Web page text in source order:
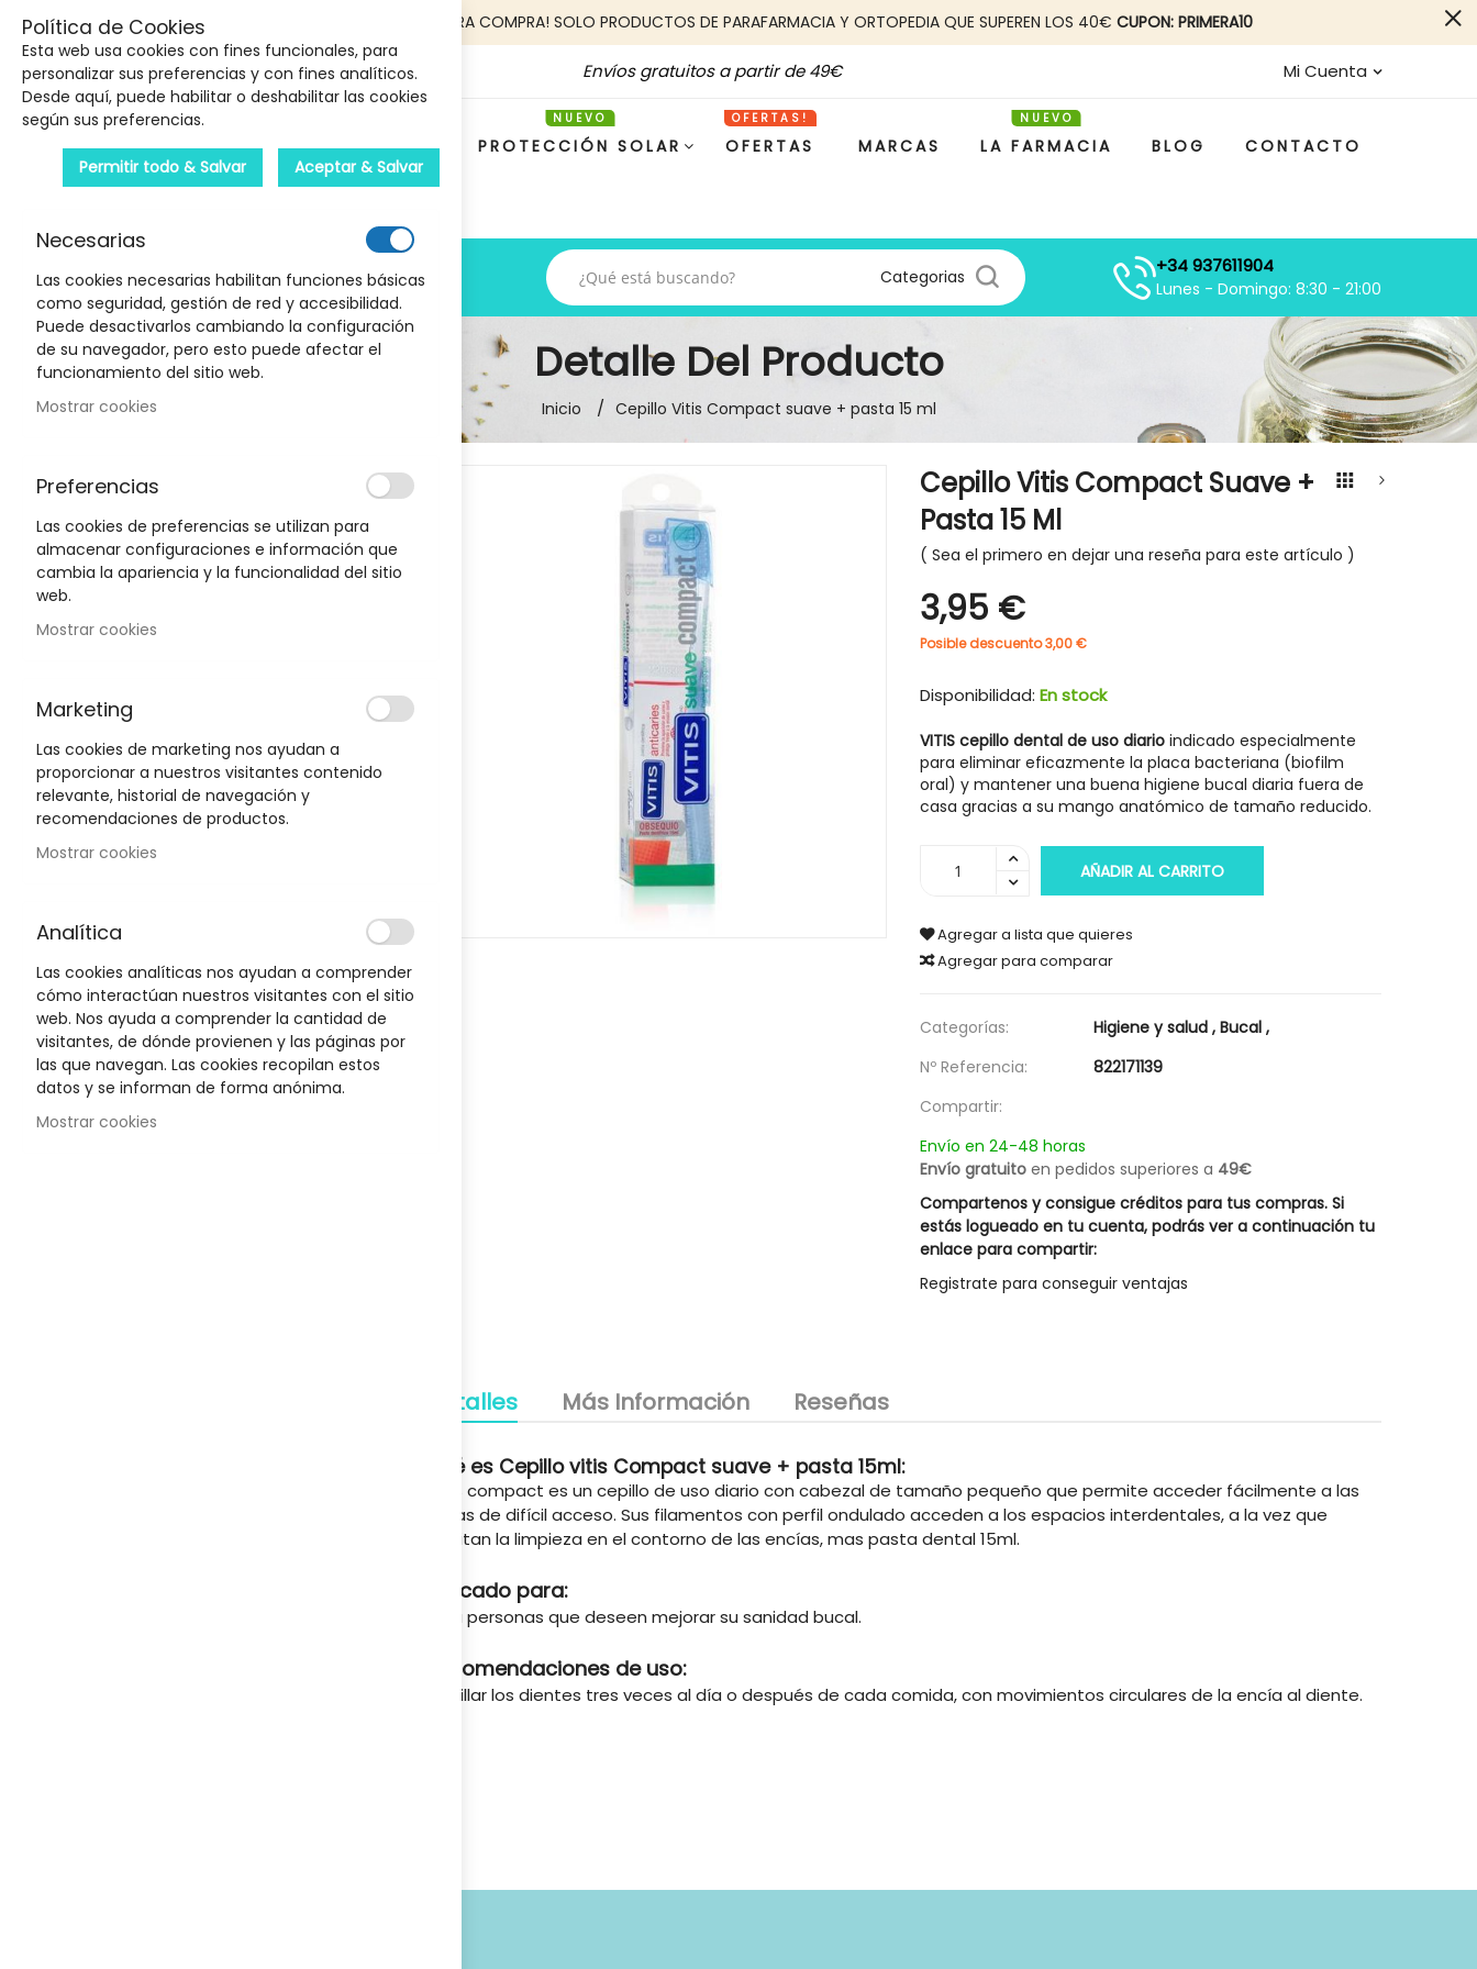
5€ DE DESCUENTO EN TU PRIMERA COMPRA! SOLO PRODUCTOS DE PARAFARMACIA Y ORTOPEDIA QUE SUPEREN LOS 40€ CUPON: PRIMERA10
Envíos gratuitos a partir de 49€ Mi Cuenta
PROTECCIÓN SOLAR OFERTAS MARCAS LA FARMACIA BLOG CONTACTO
PRODUCTOS Categorias +34 937611904
Lunes - Domingo: 8:30 - 21:00
Detalle Del Producto
Inicio Cepillo Vitis Compact suave + pasta 15 ml
Cepillo Vitis Compact Suave +
Pasta 15 Ml
Sea el primero en dejar una reseña para este artículo
3,95 €
Posible descuento 3,00 €
Disponibilidad: En stock
VITIS cepillo dental de uso diario indicado especialmente
para eliminar eficazmente la placa bacteriana (biofilm
oral) y mantener una buena higiene bucal diaria fuera de
casa gracias a su mango anatómico de tamaño reducido.
AÑADIR AL CARRITO
Agregar a lista que quieres
Agregar para comparar
Categorías: Higiene y salud , Bucal ,
Nº Referencia:
822171139
Compartir:
Envío en 24-48 horas
Envío gratuito en pedidos superiores a 49€
Compartenos y consigue créditos para tus compras. Si
estás logueado en tu cuenta, podrás ver a continuación tu
enlace para compartir:
Registrate para conseguir ventajas
Detalles Más Información Reseñas
Qué es Cepillo vitis Compact suave + pasta 15ml:
VITIS compact es un cepillo de uso diario con cabezal de tamaño pequeño que permite acceder fácilmente a las
zonas de difícil acceso. Sus filamentos con perfil ondulado acceden a los espacios interdentales, a la vez que
facilitan la limpieza en el contorno de las encías, mas pasta dental 15ml.
Indicado para:
Para personas que deseen mejorar su sanidad bucal.
Recomendaciones de uso:
Cepillar los dientes tres veces al día o después de cada comida, con movimientos circulares de la encía al diente.
Marcas
Oportunidad!
Ml
HIGIENE Y SALUD
Biotyne Innovative Rueber
34,27 €
Posible descuento 3,00 €
48,95 €
Champú Cabellos Blancos Silver Hair
-30%
HIGIENE Y SALUD
18,17 €
25,95 €
Política de Cookies
Esta web usa cookies con fines funcionales, para
personalizar sus preferencias y con fines analíticos.
Desde aquí, puede habilitar o deshabilitar las cookies
según sus preferencias.
Permitir todo & Salvar Aceptar & Salvar
Necesarias
Las cookies necesarias habilitan funciones básicas
como seguridad, gestión de red y accesibilidad.
Puede desactivarlos cambiando la configuración
de su navegador, pero esto puede afectar el
funcionamiento del sitio web.
Mostrar cookies
Preferencias
Las cookies de preferencias se utilizan para
almacenar configuraciones e información que
cambia la apariencia y la funcionalidad del sitio
web.
Mostrar cookies
Marketing
Las cookies de marketing nos ayudan a
proporcionar a nuestros visitantes contenido
relevante, historial de navegación y
recomendaciones de productos.
Mostrar cookies
Analítica
Las cookies analíticas nos ayudan a comprender
cómo interactúan nuestros visitantes con el sitio
web. Nos ayuda a comprender la cantidad de
visitantes, de dónde provienen y las páginas por
las que navegan. Las cookies recopilan estos
datos y se informan de forma anónima.
Mostrar cookies